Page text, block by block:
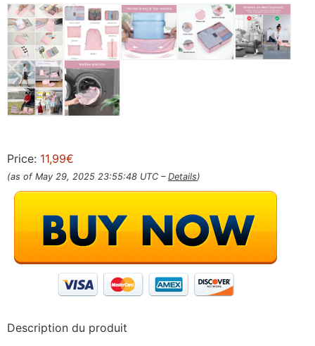
Price: 11,99€
(as of May 29, 2025 23:55:48 UTC – Details)
Description du produit